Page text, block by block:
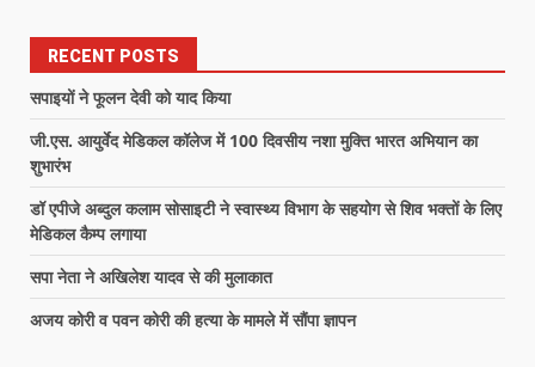
RECENT POSTS
सपाइयों ने फूलन देवी को याद किया
जी.एस. आयुर्वेद मेडिकल कॉलेज में 100 दिवसीय नशा मुक्ति भारत अभियान का
शुभारंभ
डॉ एपीजे अब्दुल कलाम सोसाइटी ने स्वास्थ्य विभाग के सहयोग से शिव भक्तों के लिए
मेडिकल कैम्प लगाया
सपा नेता ने अखिलेश यादव से की मुलाकात
अजय कोरी व पवन कोरी की हत्या के मामले में सौंपा ज्ञापन